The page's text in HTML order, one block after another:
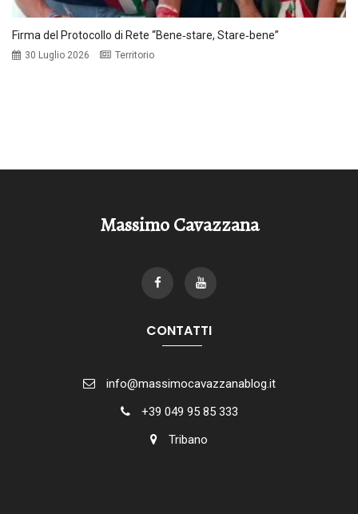
Firma del Protocollo di Rete “Bene‑stare, Stare‑bene”
30 Luglio 2026 Territorio
Massimo Cavazzana
CONTATTI
info@massimocavazzanablog.it
+39 049 95 85 333
Tribano